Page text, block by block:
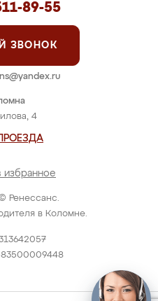
Ренессанс.
в Коломне.
4
избранное
89-55
ЗВОНОК